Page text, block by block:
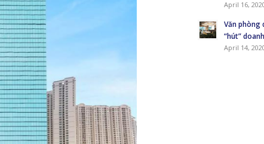
April 16,
Văn phòng
“hút”
April 14,